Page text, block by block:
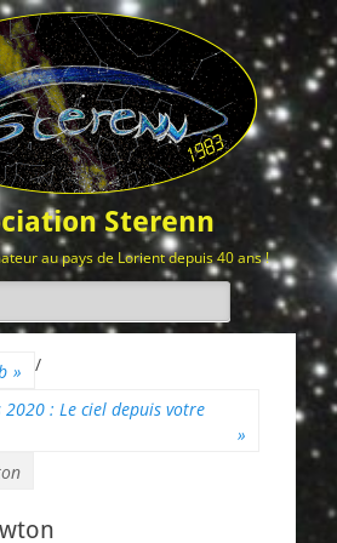
Sterenn
au pays de Lorient depuis 40 ans !
»
/
: Le ciel depuis votre
»